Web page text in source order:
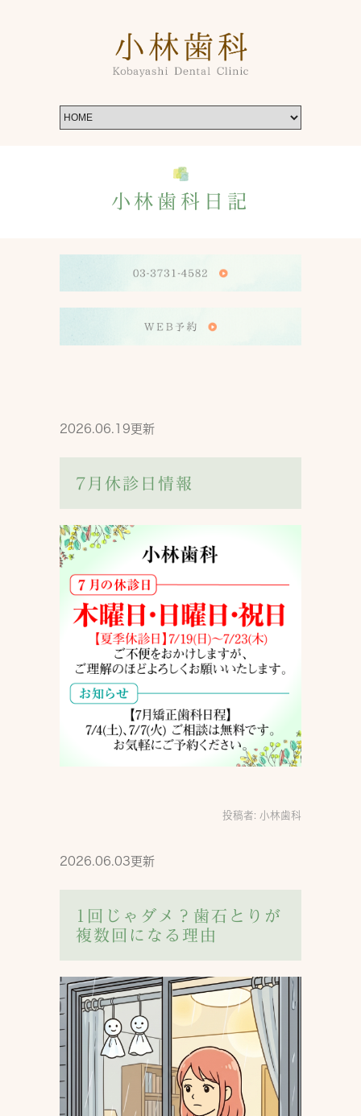
小林歯科日記
2026.06.19更新
7月休診日情報
投稿者: 小林歯科
2026.06.03更新
1回じゃダメ？歯石とりが
複数回になる理由